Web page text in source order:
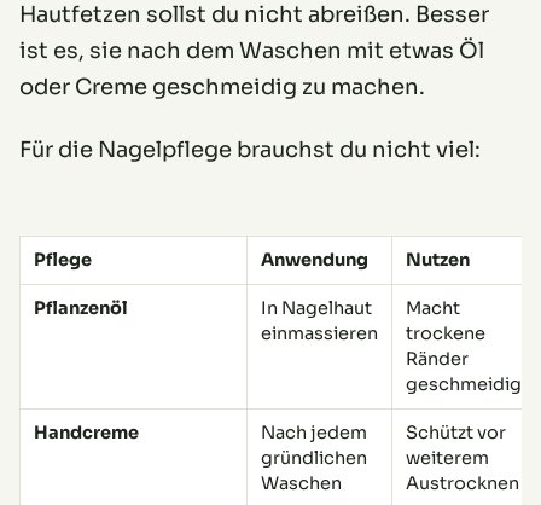
Hautfetzen sollst du nicht abreißen. Besser
ist es, sie nach dem Waschen mit etwas Öl
oder Creme geschmeidig zu machen.
Für die Nagelpflege brauchst du nicht viel:
Pflege Anwendung Nutzen
Pflanzenöl
In Nagelhaut
einmassieren
Macht
trockene
Ränder
geschmeidiger
Handcreme
Nach jedem
gründlichen
Waschen
Schützt vor
weiterem
Austrocknen